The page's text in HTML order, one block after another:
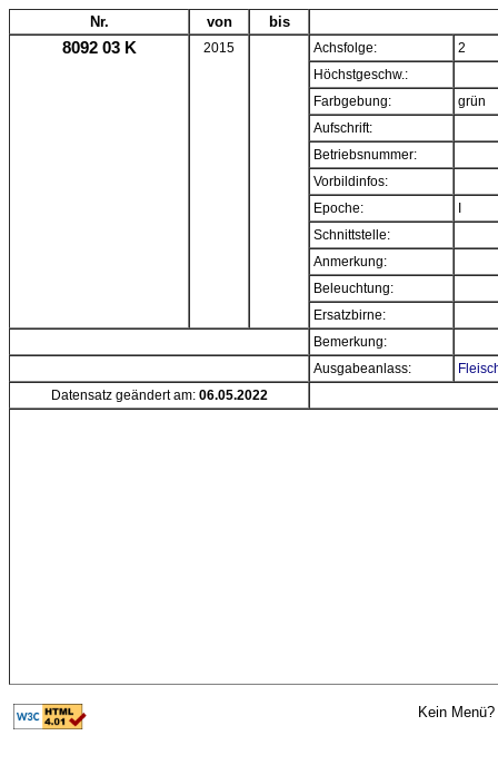
Nr. von bis
8092 03 K 2015 Achsfolge:
2
Höchstgeschw.:
Farbgebung:
grün
Aufschrift:
Betriebsnummer:
Vorbildinfos:
Epoche:
Schnittstelle:
Anmerkung:
Beleuchtung:
Ersatzbirne:
Bemerkung:
Ausgabeanlass:
Datensatz geändert am: 06.05.2022
Kein